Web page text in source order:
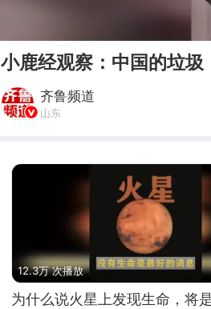
小鹿经观察：中国的垃圾
齐鲁频道
山东
12.3万 次播放
为什么说火星上发现生命，将